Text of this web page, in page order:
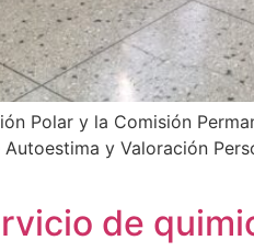
Polar y la Comisión
y Valoración
de